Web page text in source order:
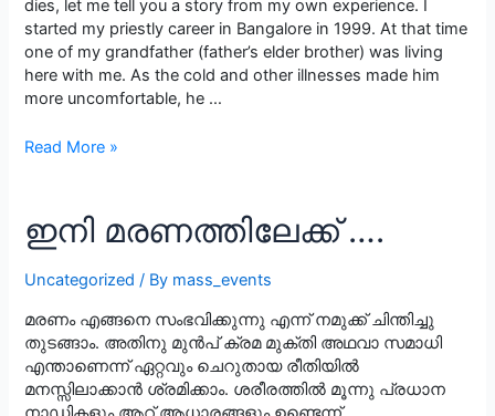
dies, let me tell you a story from my own experience. I
started my priestly career in Bangalore in 1999. At that time
one of my grandfather (father’s elder brother) was living
here with me. As the cold and other illnesses made him
more uncomfortable, he …
When
to
Read More »
ഇനി മരണത്തിലേക്ക് ….
Uncategorized / By mass_events
മരണം എങ്ങനെ സംഭവിക്കുന്നു എന്ന് നമുക്ക് ചിന്തിച്ചു
തുടങ്ങാം. അതിനു മുൻപ് ക്രമ മുക്തി അഥവാ സമാധി
എന്താണെന്ന് ഏറ്റവും ചെറുതായ രീതിയിൽ
മനസ്സിലാക്കാൻ ശ്രമിക്കാം. ശരീരത്തിൽ മൂന്നു പ്രധാന